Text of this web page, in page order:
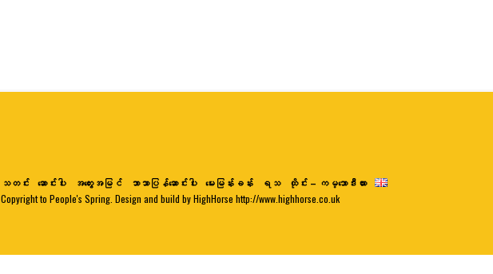
သတင်း ဆောင်းပါး အတွေးအမြင် ဘာသာပြန်ဆောင်းပါး မေးမြန်းခန်း ရသ
ထိုင်း – ကမ္ဘောဒီးယား
Copyright to People's Spring. Design and build by HighHorse http://www.highhorse.co.uk